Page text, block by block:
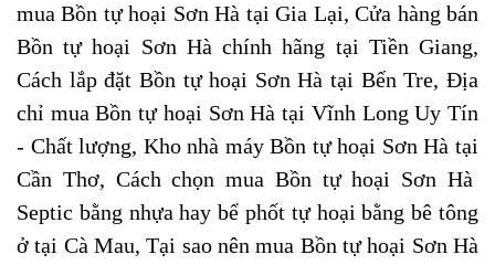
mua Bồn tự hoại Sơn Hà tại Gia Lại, Cửa hàng bán
Bồn tự hoại Sơn Hà chính hãng tại Tiền Giang,
Cách lắp đặt Bồn tự hoại Sơn Hà tại Bến Tre, Địa
chỉ mua Bồn tự hoại Sơn Hà tại Vĩnh Long Uy Tín
- Chất lượng, Kho nhà máy Bồn tự hoại Sơn Hà tại
Cần Thơ, Cách chọn mua Bồn tự hoại Sơn Hà
Septic bằng nhựa hay bể phốt tự hoại bằng bê tông
ở tại Cà Mau, Tại sao nên mua Bồn tự hoại Sơn Hà